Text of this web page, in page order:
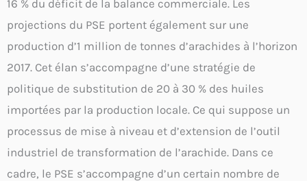
16 % du déficit de la balance commerciale. Les
projections du PSE portent également sur une
production d’1 million de tonnes d’arachides à l’horizon
2017. Cet élan s’accompagne d’une stratégie de
politique de substitution de 20 à 30 % des huiles
importées par la production locale. Ce qui suppose un
processus de mise à niveau et d’extension de l’outil
industriel de transformation de l’arachide. Dans ce
cadre, le PSE s’accompagne d’un certain nombre de